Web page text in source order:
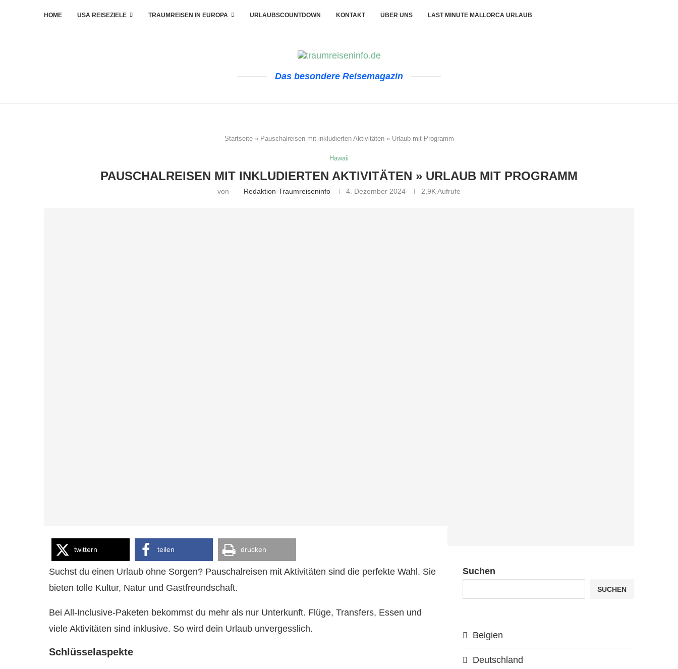
HOME USA REISEZIELE TRAUMREISEN IN EUROPA URLAUBSCOUNTDOWN KONTAKT ÜBER UNS LAST MINUTE MALLORCA URLAUB
Das besondere Reisemagazin
Startseite» Pauschalreisen mit inkludierten Aktivitäten » Urlaub mit Programm
Hawaii
PAUSCHALREISEN MIT INKLUDIERTEN AKTIVITÄTEN » URLAUB MIT PROGRAMM
von Redaktion-Traumreiseninfo 4. Dezember 2024 2,9KAufrufe
twittern teilen drucken
Suchst du einen Urlaub ohne Sorgen? Pauschalreisen mit Aktivitäten sind die perfekte Wahl. Sie
bieten tolle Kultur, Natur und Gastfreundschaft.
Bei All-Inclusive-Paketen bekommst du mehr als nur Unterkunft. Flüge, Transfers, Essen und
viele Aktivitäten sind inklusive. So wird dein Urlaub unvergesslich.
Schlüsselaspekte
Suchen
SUCHEN
Belgien
Deutschland